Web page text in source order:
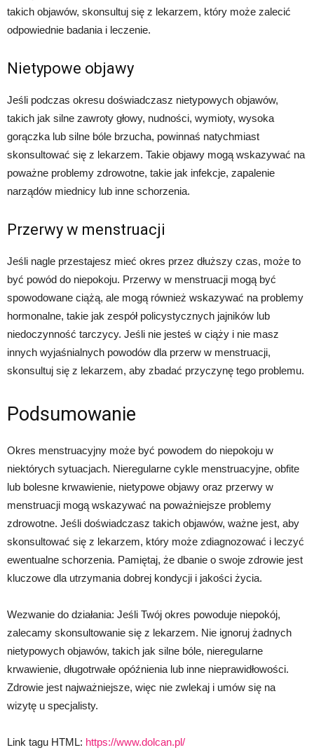
takich objawów, skonsultuj się z lekarzem, który może zalecić
odpowiednie badania i leczenie.
Nietypowe objawy
Jeśli podczas okresu doświadczasz nietypowych objawów,
takich jak silne zawroty głowy, nudności, wymioty, wysoka
gorączka lub silne bóle brzucha, powinnaś natychmiast
skonsultować się z lekarzem. Takie objawy mogą wskazywać na
poważne problemy zdrowotne, takie jak infekcje, zapalenie
narządów miednicy lub inne schorzenia.
Przerwy w menstruacji
Jeśli nagle przestajesz mieć okres przez dłuższy czas, może to
być powód do niepokoju. Przerwy w menstruacji mogą być
spowodowane ciążą, ale mogą również wskazywać na problemy
hormonalne, takie jak zespół policystycznych jajników lub
niedoczynność tarczycy. Jeśli nie jesteś w ciąży i nie masz
innych wyjaśnialnych powodów dla przerw w menstruacji,
skonsultuj się z lekarzem, aby zbadać przyczynę tego problemu.
Podsumowanie
Okres menstruacyjny może być powodem do niepokoju w
niektórych sytuacjach. Nieregularne cykle menstruacyjne, obfite
lub bolesne krwawienie, nietypowe objawy oraz przerwy w
menstruacji mogą wskazywać na poważniejsze problemy
zdrowotne. Jeśli doświadczasz takich objawów, ważne jest, aby
skonsultować się z lekarzem, który może zdiagnozować i leczyć
ewentualne schorzenia. Pamiętaj, że dbanie o swoje zdrowie jest
kluczowe dla utrzymania dobrej kondycji i jakości życia.
Wezwanie do działania: Jeśli Twój okres powoduje niepokój,
zalecamy skonsultowanie się z lekarzem. Nie ignoruj żadnych
nietypowych objawów, takich jak silne bóle, nieregularne
krwawienie, długotrwałe opóźnienia lub inne nieprawidłowości.
Zdrowie jest najważniejsze, więc nie zwlekaj i umów się na
wizytę u specjalisty.
Link tagu HTML: https://www.dolcan.pl/